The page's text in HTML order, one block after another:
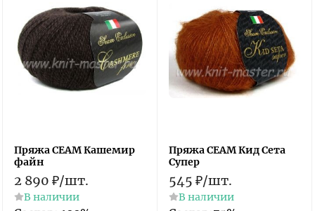
Пряжа СЕАМ Кашемир
файн
2 890 ₽/шт.
В наличии
Пряжа СЕАМ Кид Сета
Супер
545 ₽/шт.
В наличии